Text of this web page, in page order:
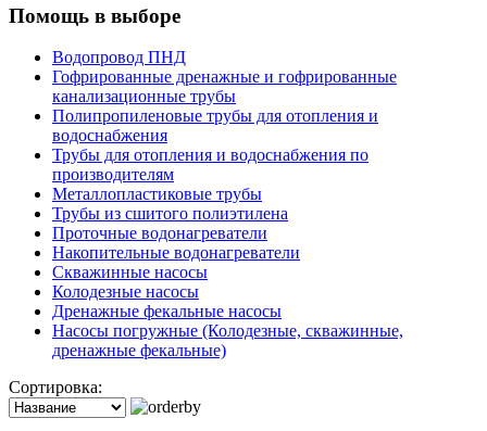
Помощь в выборе
Водопровод ПНД
Гофрированные дренажные и гофрированные
канализационные трубы
Полипропиленовые трубы для отопления и
водоснабжения
Трубы для отопления и водоснабжения по
производителям
Металлопластиковые трубы
Трубы из сшитого полиэтилена
Проточные водонагреватели
Накопительные водонагреватели
Скважинные насосы
Колодезные насосы
Дренажные фекальные насосы
Насосы погружные (Колодезные, скважинные,
дренажные фекальные)
Сортировка: